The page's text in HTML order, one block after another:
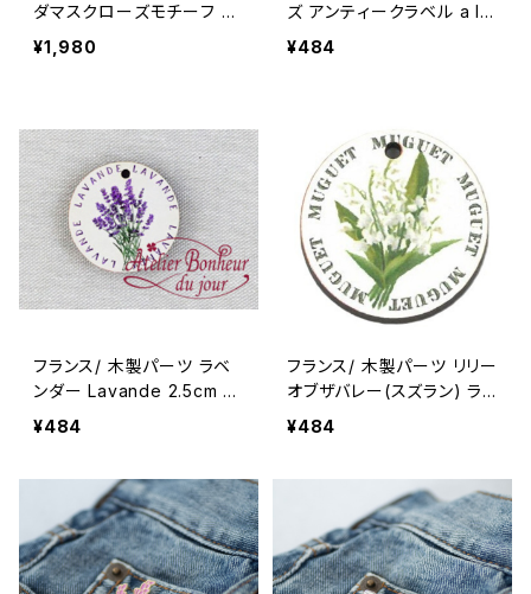
ダマスクローズモチーフ ト
ルコアクセサリー Oya
¥1,980
ズ アンティークラベル a la
rose 3cm 輸入 ウッドパー
¥484
フランス/ 木製パーツ ラベ
ンダー Lavande 2.5cm ラ
ウンド 輸入 ウッドパーツ
¥484
フランス/ 木製パーツ リリー
オブザバレー(スズラン) ラ
ウンド 2.5cm 輸入 ウッドパ
¥484